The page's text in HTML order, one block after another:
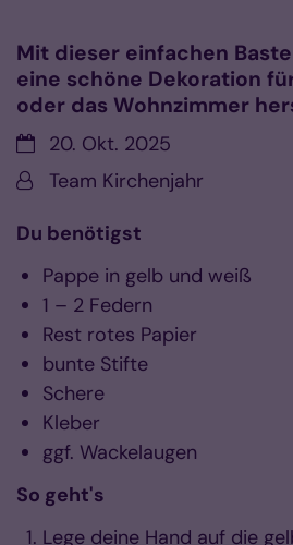
Mit dieser einfachen
eine schöne Dekoration
oder das Wohnzimmer
Datum:20. Okt. 2025
Von:Team Kirchenjahr
Du benötigst
Pappe in gelb und weiß
1 – 2 Federn
Rest rotes Papier
bunte Stifte
Schere
Kleber
ggf. Wackelaugen
So geht's
Lege deine Hand auf die